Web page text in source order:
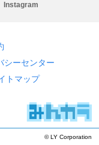
Instagram
シーセンター
トマップ
© LY Corporation